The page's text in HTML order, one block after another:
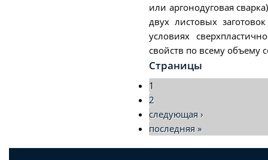
или аргонодуговая
двух листовых
условиях
свойств по всему объему
Страницы
1
2
следующая ›
последняя »